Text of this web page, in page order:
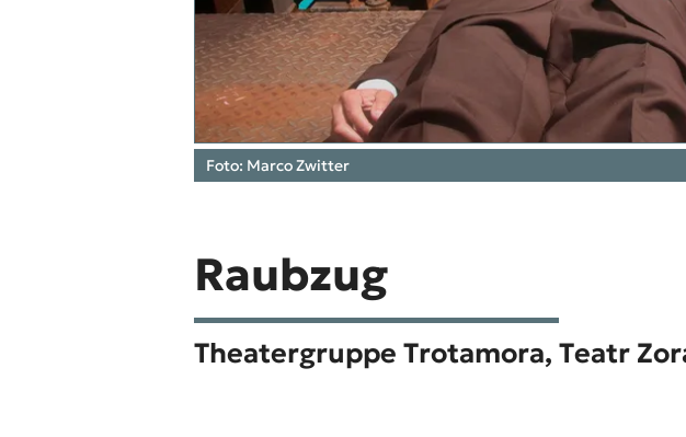
Foto: Marco Zwitter
Raubzug
Theatergruppe Trotamora,Teatr